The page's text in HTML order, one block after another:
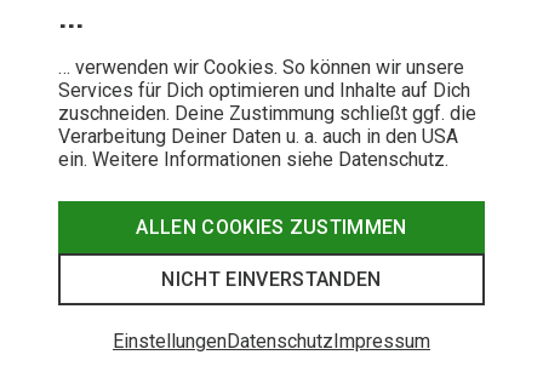
...
… verwenden wir Cookies. So können wir unsere
Services für Dich optimieren und Inhalte auf Dich
zuschneiden. Deine Zustimmung schließt ggf. die
Verarbeitung Deiner Daten u. a. auch in den USA
ein. Weitere Informationen siehe Datenschutz.
ALLEN COOKIES ZUSTIMMEN
NICHT EINVERSTANDEN
EinstellungenDatenschutzImpressum
Rucksack verstauen und bietet im Bedarfsfall eine mollig
🥇 Eine Auswahl ausgezeichneter Modelle findest Du in
unseremTestsieger-Überblick: Die besten Daunenjacken
und in unserem Beitrag zuden besten Winterjacken mit